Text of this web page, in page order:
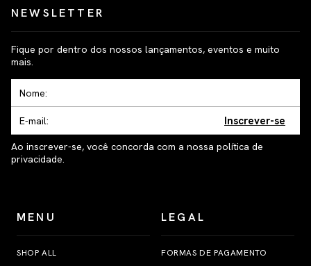
NEWSLETTER
Fique por dentro dos nossos lançamentos, eventos e muito
mais.
Inscrever-se
Ao inscrever-se, você concorda com a nossa política de
privacidade.
MENU
SHOP ALL
LEGAL
FORMAS DE PAGAMENTO